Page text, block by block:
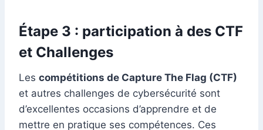
Étape 3 : participation à des CTF
et Challenges
Les compétitions de Capture The Flag (CTF)
et autres challenges de cybersécurité sont
d’excellentes occasions d’apprendre et de
mettre en pratique ses compétences. Ces